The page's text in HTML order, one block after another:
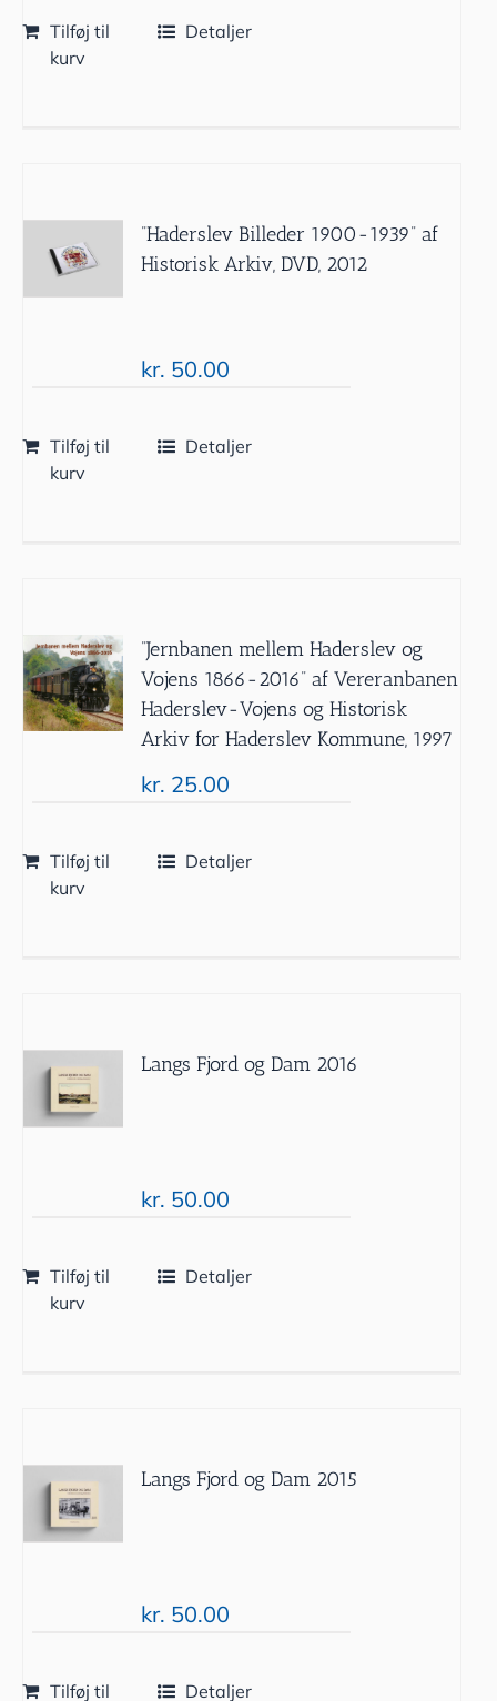
Tilføj til
kurv
Detaljer
”Haderslev Billeder 1900-1939” af
Historisk Arkiv, DVD, 2012
kr. 50.00
Tilføj til
kurv
Detaljer
”Jernbanen mellem Haderslev og
Vojens 1866-2016” af Vereranbanen
Haderslev-Vojens og Historisk
Arkiv for Haderslev Kommune, 1997
kr. 25.00
Tilføj til
kurv
Detaljer
Langs Fjord og Dam 2016
kr. 50.00
Tilføj til
kurv
Detaljer
Langs Fjord og Dam 2015
kr. 50.00
Tilføj til Detaljer